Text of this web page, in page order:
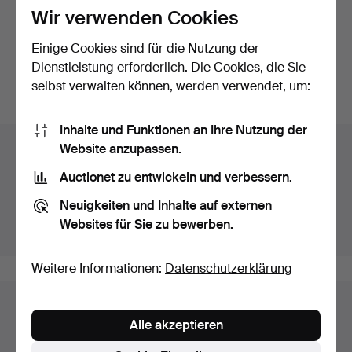
MÄRTA MÅÅS-
"Blomlapp…
Beendet 27. Feb 2022
35 Gebote
380 USD
Auktionsarchiv
Sie suchen in unserem Archiv der beendeten
Auktionen.
Stattdessen laufende Auktionen anzeigen.
Objekte in Schweden
Hier sehen sie nur Auktionen in Schweden. Wir haben
Wir verwenden Cookies
Einige Cookies sind für die Nutzung der
Dienstleistung erforderlich. Die Cookies, die Sie
selbst verwalten können, werden verwendet, um:
Inhalte und Funktionen an Ihre Nutzung der
Website anzupassen.
Auctionet zu entwickeln und verbessern.
Neuigkeiten und Inhalte auf externen
Websites für Sie zu bewerben.
Weitere Informationen: Datenschutzerklärung
Alle akzeptieren